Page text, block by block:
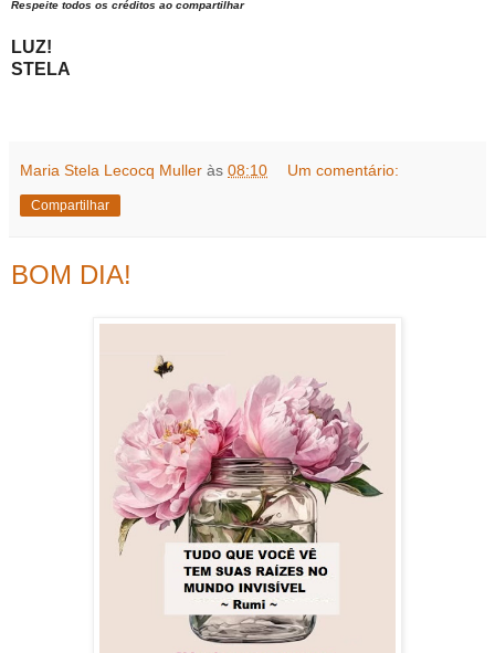
Respeite todos os créditos ao compartilhar
LUZ!
STELA
Maria Stela Lecocq Muller às 08:10 Um comentário:
Compartilhar
BOM DIA!